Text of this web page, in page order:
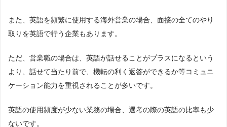
また、英語を頻繁に使用する海外営業の場合、面接の全てのやり
取りを英語で行う企業もあります。
ただ、営業職の場合は、英語が話せることがプラスになるという
より、話せて当たり前で、機転の利く返答ができるか等コミュニ
ケーション能力を重視されることが多いです。
英語の使用頻度が少ない業務の場合、選考の際の英語の比率も少
ないです。